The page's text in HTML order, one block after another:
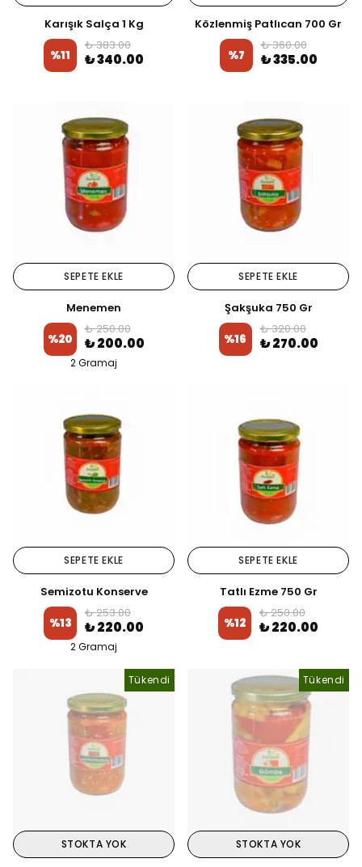
Karışık Salça 1 Kg
%11
₺ 383.00
₺ 340.00
Közlenmiş Patlıcan 700 Gr
%7
₺ 360.00
₺ 335.00
SEPETE EKLE
Menemen
%20
₺ 250.00
₺ 200.00
2 Gramaj
SEPETE EKLE
Şakşuka 750 Gr
%16
₺ 320.00
₺ 270.00
SEPETE EKLE
Semizotu Konserve
%13
₺ 253.00
₺ 220.00
2 Gramaj
SEPETE EKLE
Tatlı Ezme 750 Gr
%12
₺ 250.00
₺ 220.00
Tükendi
STOKTA YOK
Tükendi
STOKTA YOK